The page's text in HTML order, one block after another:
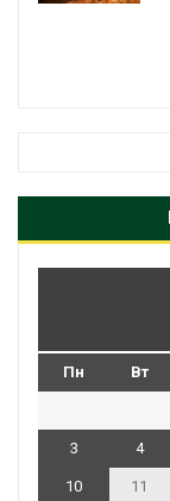
Пн Вт
3 4
10 11